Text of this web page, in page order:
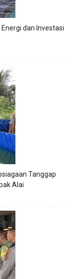
dan Investasi
Tanggap
Alai